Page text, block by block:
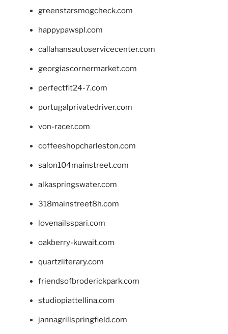
greenstarsmogcheck.com
happypawspl.com
callahansautoservicecenter.com
georgiascornermarket.com
perfectfit24-7.com
portugalprivatedriver.com
von-racer.com
coffeeshopcharleston.com
salon104mainstreet.com
alkaspringswater.com
318mainstreet8h.com
lovenailsspari.com
oakberry-kuwait.com
quartzliterary.com
friendsofbroderickpark.com
studiopiattellina.com
jannagrillspringfield.com